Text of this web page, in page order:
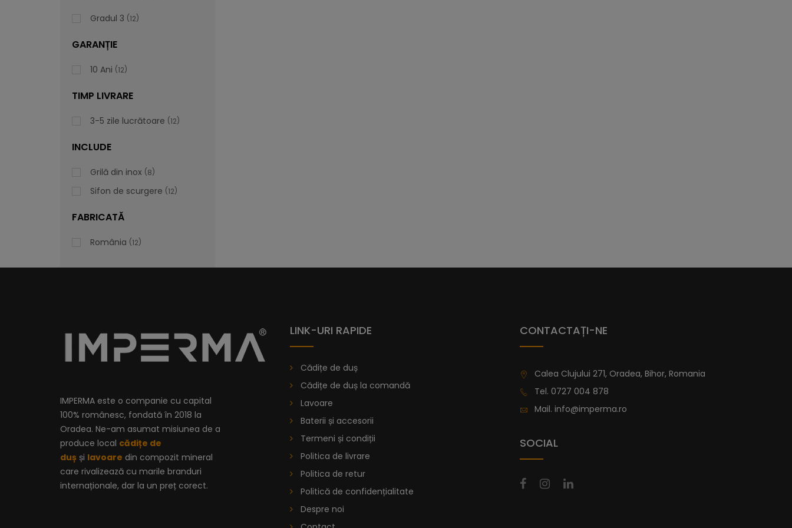
compus de rășină amestecat cu marmură minerală și acoperit cu un strat de gel-coat.
Poți alege din peste 40 de variații de dimensiuni standard mai jos. Iar dacă nu
găsești dimensiunea dorită, poți solicita una personalizată pe pagina de
de duș la comandă
De la
Cădiță De Duș Dalia, Antracit, Cu Sifon Inclus
Gradul 3 12
GARANȚIE
10 Ani 12
TIMP LIVRARE
3-5 zile lucrătoare 12
INCLUDE
Grilă din inox 8
Sifon de scurgere 12
FABRICATĂ
România 12
IMPERMA este o companie cu capital
100% românesc, fondată în 2018 la
Oradea. Ne-am asumat misiunea de a
produce local cădițe de
duș și lavoare din compozit mineral
care rivalizează cu marile branduri
internaționale, dar la un preț corect.
LINK-URI RAPIDE
Cădițe de duș
Cădițe de duș la comandă
Lavoare
Baterii și accesorii
Termeni și condiții
Politica de livrare
Politica de retur
Politică de confidențialitate
Despre noi
CONTACTAȚI-NE
Calea Clujului 271, Oradea, Bihor, Romania
Tel. 0727 004 878
Mail. info@imperma.ro
SOCIAL